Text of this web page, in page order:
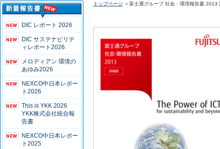
DIC レポート 2026
DIC サステナビリテ
ィレポート2026
メロディアン 環境の
あゆみ2026
NEXCO中日本レポー
ト2026
This is YKK 2026
YKK株式会社統合報
告書
NEXCO中日本レポー
ト2025
トップページ ＞富士通グループ 社会・環境報告書 2013